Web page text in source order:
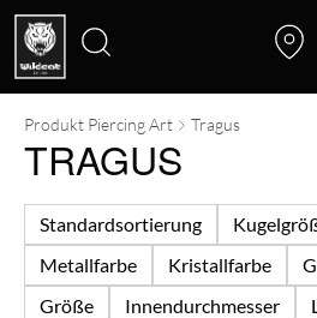
Produkt Piercing Art Tragus
TRAGUS
Standardsortierung
Metallfarbe
Kristallfarbe
Größe
Innendurchmesser